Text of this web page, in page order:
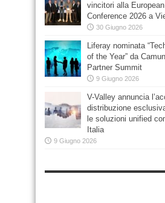
vincitori alla
Conference 2026 a
30 Giugno 2026
Liferay nominata
of the Year” da
Partner Summit
9 Giugno 2026
V-Valley annuncia
distribuzione
le soluzioni unified
Italia
9 Giugno 2026